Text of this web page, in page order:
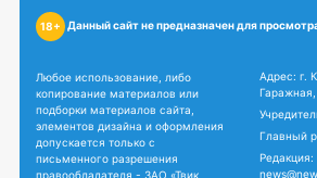
18+ Данный сайт не предназначен для
Любое использование, либо
копирование материалов или
подборки материалов сайта,
элементов дизайна и оформления
допускается только с
письменного разрешения
правообладателя - ЗАО «Твик
Адрес: г.
Главный
Редакция: